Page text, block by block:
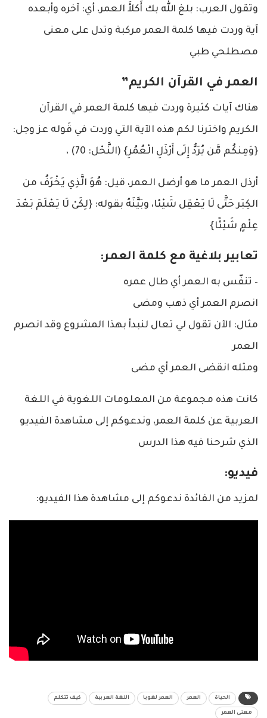
وتقول العرب: بلغ الله بك أَكلأَ العمر، أي: آخره وأبعده
آية وردت فيها كلمة العمر مركبة وتدل على معنى
مصطلحي طبي
العمر في القرآن الكريم”
هناك آيات كثيرة وردت فيها كلمة العمر في القرآن
الكريم واخترنا لكم هذه الآية التي وردت في قَوله عز وجل:
{وَمِنكُم مَّن يُرَدُّ إِلَى أَرْذَلِ ‌الْعُمُرِ} (النَّحْل: 70) ،
أرذل العمر ما هو أرضل العمر، قيل: هُوَ الَّذِي يَخْرَفُ من
الكِبَر حَتَّى لَا يَعْقِل شَيْئا، وبَيَّنَهُ بقوله: {لِكَىْ لَا يَعْلَمَ بَعْدَ
عِلْمٍ شَيْئًا}
تعابير بلاغية مع كلمة العمر:
– تنفّس به ‌العمر أي طال عمره
انصرم العمر أي ذهب ومضى
مثال: الآن تقول لي تعال لنبدأ بهذا المشروع وقد انصرم
العمر
ومثله انقضى العمر أي مضى
كانت هذه مجموعة من المعلومات اللغوية في اللغة
العربية عن كلمة العمر، وندعوكم إلى مشاهدة الفيديو
الذي شرحنا فيه هذا الدرس
فيديو:
لمزيد من الفائدة ندعوكم إلى مشاهدة هذا الفيديو:
الحياة العمر العمر لغويا اللغة العربية كيف تتكلم
معنى العمر